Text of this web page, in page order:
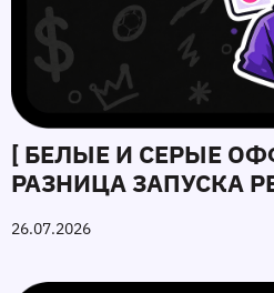
[ БЕЛЫЕ И СЕРЫЕ
РАЗНИЦА ЗАПУСКА
26.07.2026